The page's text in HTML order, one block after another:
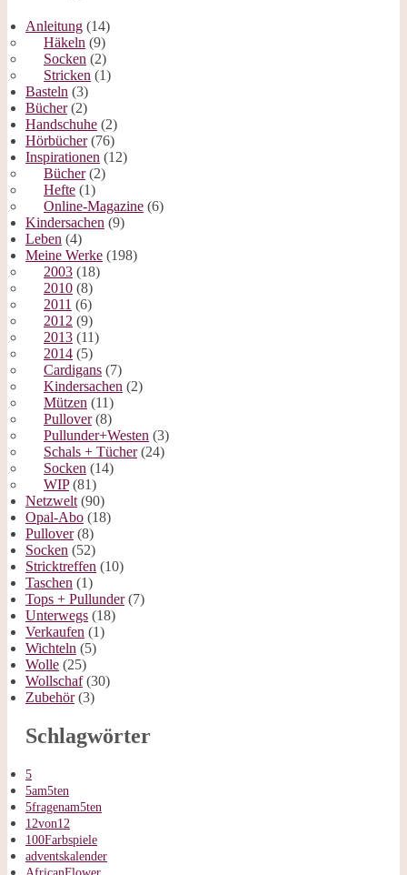
Anleitung (14)
Häkeln (9)
Socken (2)
Stricken (1)
Basteln (3)
Bücher(2)
Handschuhe (2)
Hörbücher(76)
Inspirationen (12)
Bücher(2)
Hefte (1)
Online-Magazine (6)
Kindersachen (9)
Leben (4)
Meine Werke (198)
2003 (18)
2010 (8)
2011 (6)
2012 (9)
2013 (11)
2014 (5)
Cardigans (7)
Kindersachen (2)
Mützen (11)
Pullover(8)
Pullunder+Westen (3)
Schals + Tücher(24)
Socken (14)
WIP(81)
Netzwelt (90)
Opal-Abo (18)
Pullover(8)
Socken (52)
Stricktreffen (10)
Taschen (1)
Tops + Pullunder(7)
Unterwegs (18)
Verkaufen (1)
Wichteln (5)
Wolle (25)
Wollschaf(30)
Zubehör(3)
Schlagwörter
5
5am5ten
5fragenam5ten
12von12
100Farbspiele
adventskalender